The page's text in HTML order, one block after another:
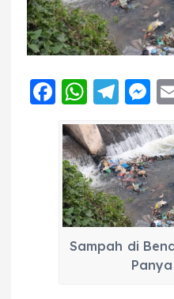
F
a
c
e
b
o
o
W
h
a
ts
A
p
p
T
el
e
g
r
a
m
M
e
ss
e
n
g
Sampah di